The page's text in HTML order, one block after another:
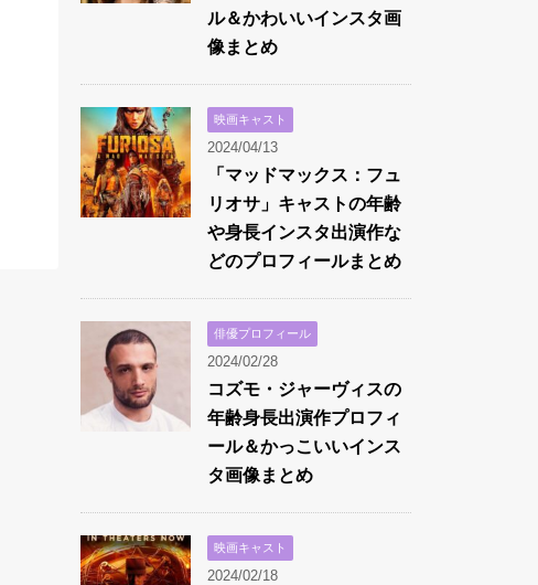
ル＆かわいいインスタ画
像まとめ
映画キャスト
2024/04/13
「マッドマックス：フュ
リオサ」キャストの年齢
や身長インスタ出演作な
どのプロフィールまとめ
俳優プロフィール
2024/02/28
コズモ・ジャーヴィスの
年齢身長出演作プロフィ
ール＆かっこいいインス
タ画像まとめ
映画キャスト
2024/02/18